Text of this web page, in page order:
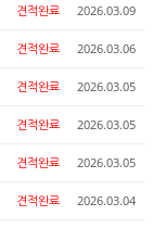
견적완료 2026.03.09
견적완료 2026.03.06
견적완료 2026.03.05
견적완료 2026.03.05
견적완료 2026.03.05
견적완료 2026.03.04